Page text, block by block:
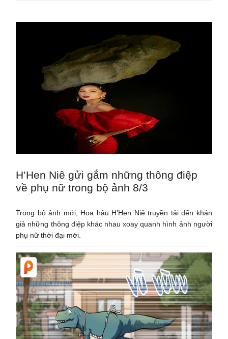
H’Hen Niê gửi gắm những thông điệp
về phụ nữ trong bộ ảnh 8/3
Trong bộ ảnh mới, Hoa hậu H’Hen Niê truyền tải đến khán
giả những thông điệp khác nhau xoay quanh hình ảnh người
phụ nữ thời đại mới.